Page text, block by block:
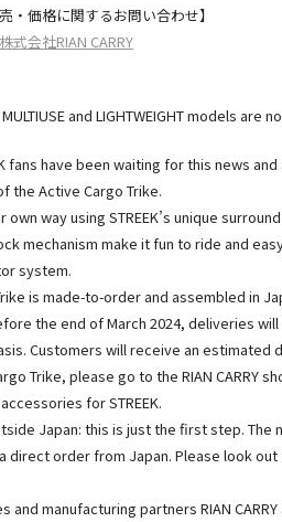
・価格に関するお問い合わせ】
株式会社RIAN CARRY
MULTIUSE and LIGHTWEIGHT models
fans have been waiting for this news
the Active Cargo Trike.
own way using STREEK’s unique
mechanism make it fun to ride and
system.
Trike is made-to-order and assembled in
the end of March 2024, deliveries
Customers will receive an estimated
Trike, please go to the RIAN CARRY
for STREEK.
Japan: this is just the first step. The
direct order from Japan. Please look
and manufacturing partners RIAN